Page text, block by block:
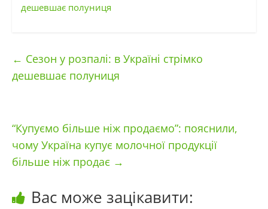
дешевшає полуниця
← Сезон у розпалі: в Україні стрімко
дешевшає полуниця
“Купуємо більше ніж продаємо”: пояснили,
чому Україна купує молочної продукції
більше ніж продає →
Вас може зацікавити: